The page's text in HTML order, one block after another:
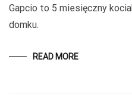
Gapcio to 5 miesięczny
domku.
READ MORE